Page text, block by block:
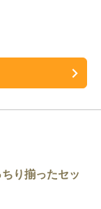
り揃ったセッ